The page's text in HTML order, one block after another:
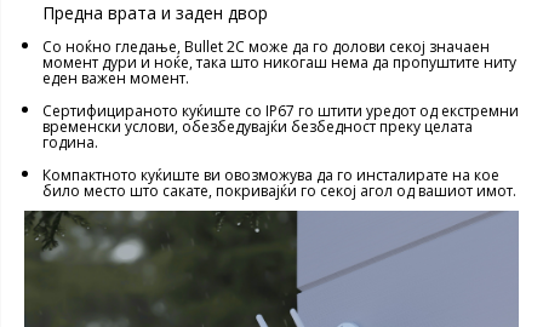
Предна врата и заден двор
Со ноќно гледање, Bullet 2C може да го долови секој значаен
момент дури и ноќе, така што никогаш нема да пропуштите ниту
еден важен момент.
Сертифицираното куќиште со IP67 го штити уредот од екстремни
временски услови, обезбедувајќи безбедност преку целата
година.
Компактното куќиште ви овозможува да го инсталирате на кое
било место што сакате, покривајќи го секој агол од вашиот имот.